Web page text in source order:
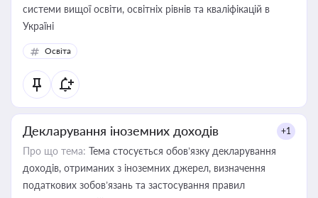
системи вищої освіти, освітніх рівнів та кваліфікацій в
Україні
Освіта
Декларування іноземних доходів +1
Про що тема: Тема стосується обов’язку декларування
доходів, отриманих з іноземних джерел, визначення
податкових зобов’язань та застосування правил